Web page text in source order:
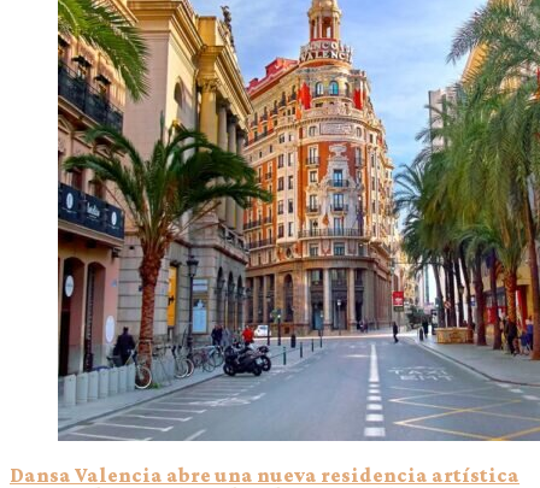
Dansa Valencia abre una nueva residencia artística